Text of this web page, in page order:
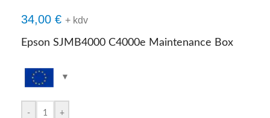
34,00 € + kdv
Epson SJMB4000 C4000e Maintenance Box
- +